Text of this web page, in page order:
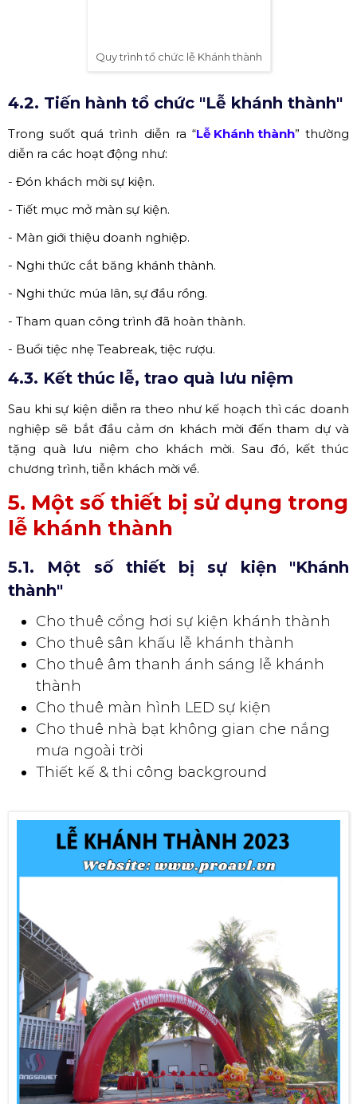
Quy trình tổ chức lễ Khánh thành
4.2. Tiến hành tổ chức "Lễ khánh thành"
Trong suốt quá trình diễn ra “Lễ Khánh thành” thường
diễn ra các hoạt động như:
- Đón khách mời sự kiện.
- Tiết mục mở màn sự kiện.
- Màn giới thiệu doanh nghiệp.
- Nghi thức cắt băng khánh thành.
- Nghi thức múa lân, sự đầu rồng.
- Tham quan công trình đã hoàn thành.
- Buổi tiệc nhẹ Teabreak, tiệc rượu.
4.3. Kết thúc lễ, trao quà lưu niệm
Sau khi sự kiện diễn ra theo như kế hoạch thì các doanh
nghiệp sẽ bắt đầu cảm ơn khách mời đến tham dự và
tặng quà lưu niệm cho khách mời. Sau đó, kết thúc
chương trình, tiễn khách mời về.
5. Một số thiết bị sử dụng trong
lễ khánh thành
5.1. Một số thiết bị sự kiện "Khánh
thành"
Cho thuê cổng hơi sự kiện khánh thành
Cho thuê sân khấu lễ khánh thành
Cho thuê âm thanh ánh sáng lễ khánh
thành
Cho thuê màn hình LED sự kiện
Cho thuê nhà bạt không gian che nắng
mưa ngoài trời
Thiết kế & thi công background